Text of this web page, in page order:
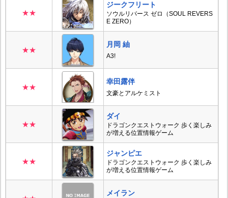
★★
ジークフリート
ソウルリバース ゼロ（SOUL REVERS
E ZERO）
★★
月岡 紬
A3!
★★
幸田露伴
文豪とアルケミスト
★★
ダイ
ドラゴンクエストウォーク 歩く楽しみ
が増える位置情報ゲーム
★★
ジャンピエ
ドラゴンクエストウォーク 歩く楽しみ
が増える位置情報ゲーム
メイラン